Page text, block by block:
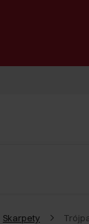
Skarpety